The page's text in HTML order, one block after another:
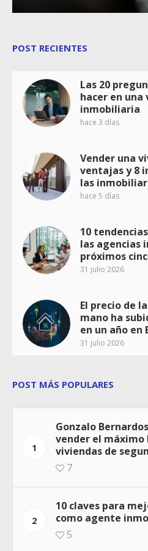
POST RECIENTES
Las 20
hacer en
inmobiliaria
hace 3 días
Vender una
ventajas y 8
las
hace 5 días
10
las agencias
próximos
31 julio 2026
El precio de
mano ha
en un año en
31 julio 2026
POST MÁS POPULARES
1
Gonzalo
vender el máximo
viviendas de
7
2
10 claves para
como agente
5